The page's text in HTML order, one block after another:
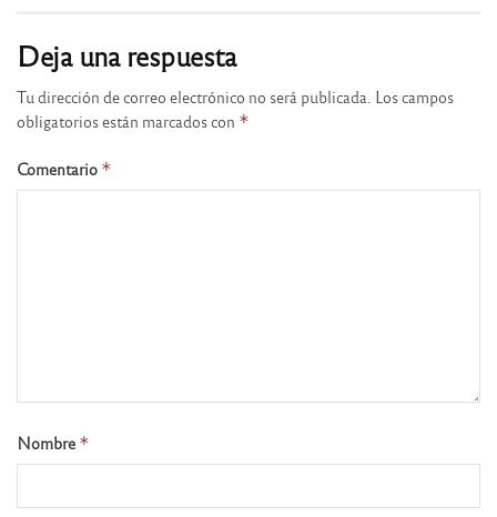
Deja una respuesta
Tu dirección de correo electrónico no será publicada. Los campos
obligatorios están marcados con *
Comentario *
Nombre *